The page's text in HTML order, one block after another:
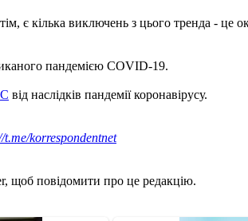
є кілька виключень з цього тренда - це
пандемією COVID-19.
від наслідків пандемії коронавірусу.
t.me/korrespondentnet
щоб повідомити про це редакцію.